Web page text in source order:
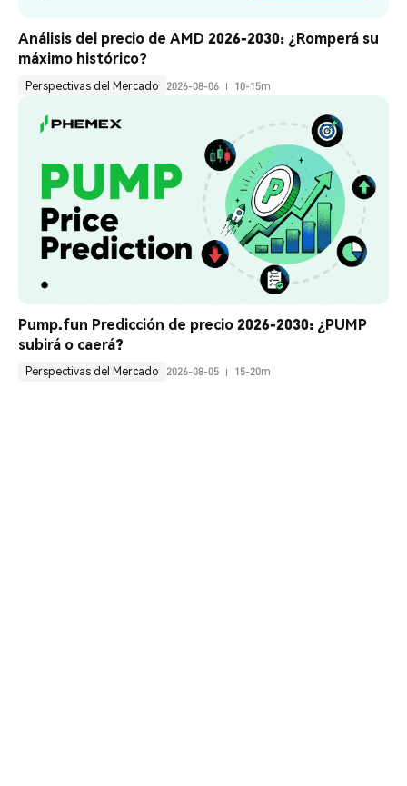
Análisis del precio de AMD 2026-2030: ¿Romperá su
máximo histórico?
Perspectivas del Mercado 2026-08-06 10-15m
Pump.fun Predicción de precio 2026-2030: ¿PUMP
subirá o caerá?
Perspectivas del Mercado 2026-08-05 15-20m